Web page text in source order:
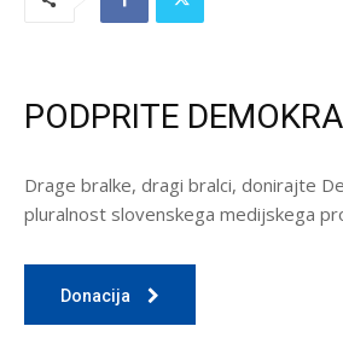
PODPRITE
Drage bralke, dragi bralci, donirajte
pluralnost slovenskega medijskega
Donacija